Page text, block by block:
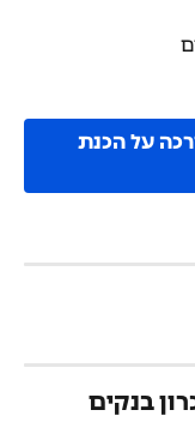
על הכנת
בנקים